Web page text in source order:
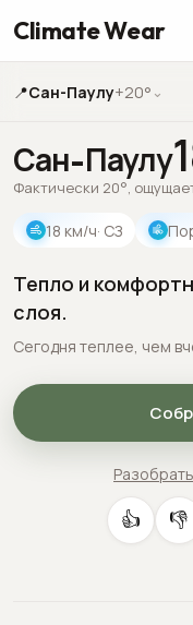
Climate Wear
📍Сан-Паулу+20° ⌄
Сан-Паулу
Фактически 20°,
18 км/ч· СЗ
Тепло и
слоя.
Сегодня теплее, чем
👍 👎